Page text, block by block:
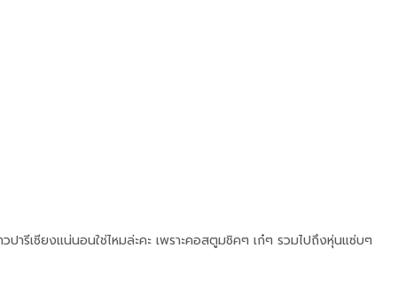
เซียงแน่นอนใช่ไหมล่ะคะ เพราะคอสตูมชิคๆ เก๋ๆ รวมไปถึงหุ่นแซ่บๆ